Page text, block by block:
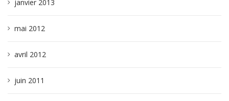
janvier 2013
mai 2012
avril 2012
juin 2011